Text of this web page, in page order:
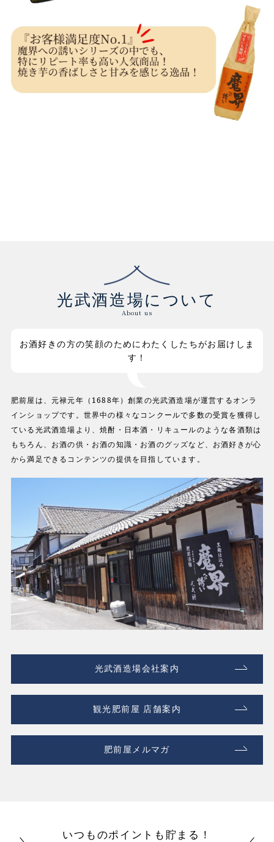
光武酒造場について
About us
お酒好きの方の笑顔のためにわたくしたちがお届けしま
す！
肥前屋は、元禄元年（1688年）創業の光武酒造場が運営するオンラ
インショップです。世界中の様々なコンクールで多数の受賞を獲得し
ている光武酒造場より、焼酎・日本酒・リキュールのような各酒類は
もちろん、お酒の供・お酒の知識・お酒のグッズなど、お酒好きが心
から満足できるコンテンツの提供を目指しています。
光武酒造場会社案内
観光肥前屋 店舗案内
肥前屋メルマガ
いつものポイントも貯まる！